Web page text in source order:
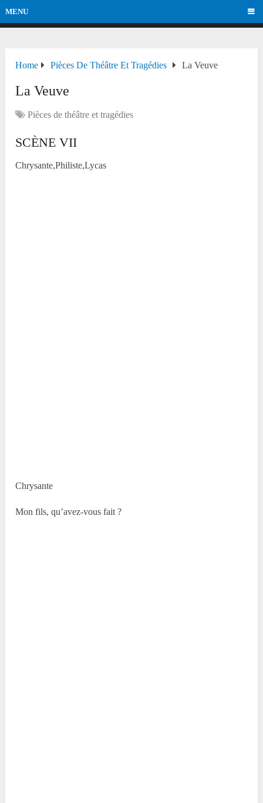
MENU
Home Pièces De Théâtre Et Tragédies La Veuve
La Veuve
Pièces de théâtre et tragédies
SCÈNE VII
Chrysante,Philiste,Lycas
Chrysante
Mon fils, qu’avez-vous fait ?